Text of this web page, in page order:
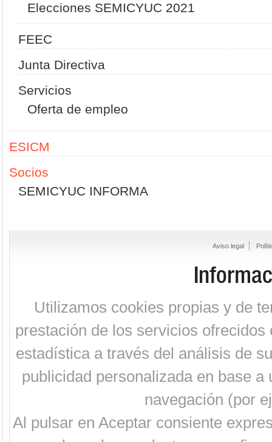
Elecciones SEMICYUC 2021
FEEC
Junta Directiva
Servicios
Oferta de empleo
ESICM
Socios
SEMICYUC INFORMA
Aviso legal
Utilizamos cookies propias y de
prestación de los servicios
estadística a través del análisis de
publicidad personalizada en base
navegación (por
Al pulsar en Aceptar consiente